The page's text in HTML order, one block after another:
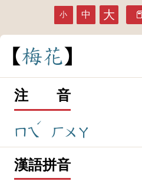
小 中 大
梅花
注 音
ㄇㄟ
ˊ
ㄏㄨㄚ
漢語拼音